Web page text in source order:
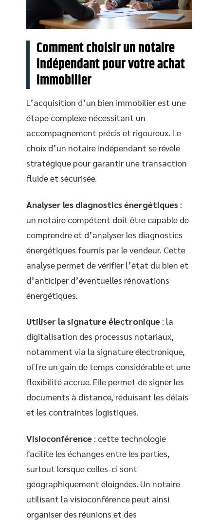
Comment choisir un notaire
indépendant pour votre achat
immobilier
L’acquisition d’un bien immobilier est une
étape complexe nécessitant un
accompagnement précis et rigoureux. Le
choix d’un notaire indépendant se révèle
stratégique pour garantir une transaction
fluide et sécurisée.
Analyser les diagnostics énergétiques :
un notaire compétent doit être capable de
comprendre et d’analyser les diagnostics
énergétiques fournis par le vendeur. Cette
analyse permet de vérifier l’état du bien et
d’anticiper d’éventuelles rénovations
énergétiques.
Utiliser la signature électronique : la
digitalisation des processus notariaux,
notamment via la signature électronique,
offre un gain de temps considérable et une
flexibilité accrue. Elle permet de signer les
documents à distance, réduisant les délais
et les contraintes logistiques.
Visioconférence : cette technologie
facilite les échanges entre les parties,
surtout lorsque celles-ci sont
géographiquement éloignées. Un notaire
utilisant la visioconférence peut ainsi
organiser des réunions et des